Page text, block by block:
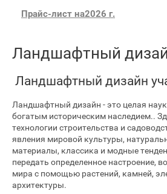
Прайс-лист на2026 г.
Ландшафтный
Ландшафтный дизайн
Ландшафтный дизайн - это целая
богатым историческим наследием..
технологии строительства и
явления мировой культуры,
материалы, классика и модные
передать определенное настроение,
мира с помощью растений, камней,
архитектуры.